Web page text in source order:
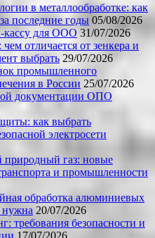
в металлообработке: как
последние годы 05/08/2026
кассу для ООО 31/07/2026
отличается от зенкера и
выбрать 29/07/2026
промышленного
в России 25/07/2026
документации ОПО
как выбрать
электросети
газ: новые
и промышленности
обработка алюминиевых
нужна 20/07/2026
безопасности и
17/07/2026